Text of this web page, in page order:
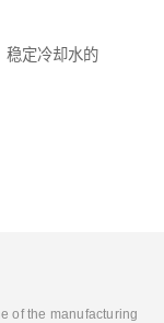
稳定冷却水的
of the manufacturing